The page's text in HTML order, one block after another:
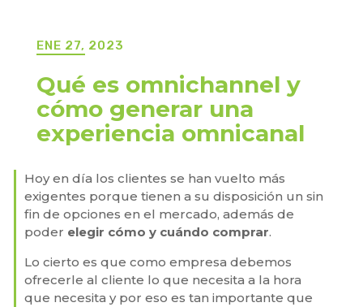
ENE 27, 2023
Qué es omnichannel y
cómo generar una
experiencia omnicanal
Hoy en día los clientes se han vuelto más
exigentes porque tienen a su disposición un sin
fin de opciones en el mercado, además de
poder elegir cómo y cuándo comprar.
Lo cierto es que como empresa debemos
ofrecerle al cliente lo que necesita a la hora
que necesita y por eso es tan importante que